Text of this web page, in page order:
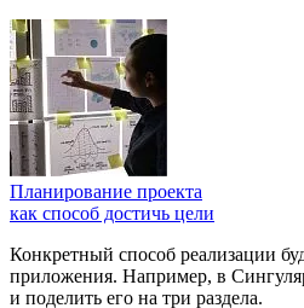
Планирование проекта
как способ достичь цели
Конкретный способ реализации
приложения. Например, в
и поделить его на три раздела.